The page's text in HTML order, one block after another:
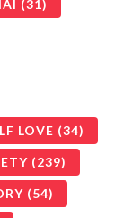
(31)
LOVE (34)
(239)
(54)